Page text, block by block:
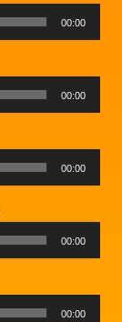
00:00
00:00
00:00
00:00
00:00